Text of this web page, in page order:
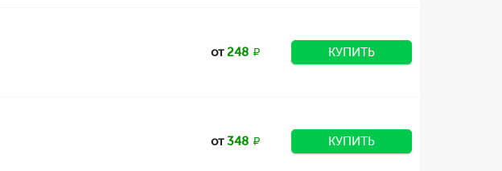
от248 КУПИТЬ
от348 КУПИТЬ